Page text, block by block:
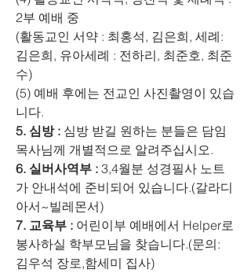
2부 예배 중
(활동교인 서약 : 최홍석, 김은희, 세례:
김은희, 유아세례 : 전하리, 최준호, 최준
수)
(5) 예배 후에는 전교인 사진촬영이 있습
니다.
5. 심방 : 심방 받길 원하는 분들은 담임
목사님께 개별적으로 알려주십시오.
6. 실버사역부 : 3,4월분 성경필사 노트
가 안내석에 준비되어 있습니다.(갈라디
아서~빌레몬서)
7. 교육부 : 어린이부 예배에서 Helper로
봉사하실 학부모님을 찾습니다.(문의:
김우석 장로,함세미 집사)